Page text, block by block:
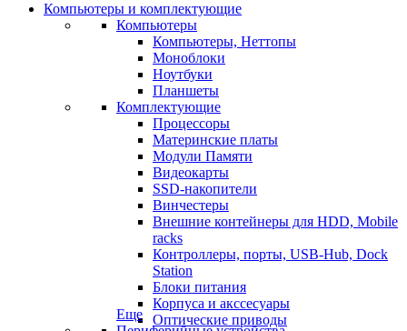
Компьютеры и комплектующие
Компьютеры
Компьютеры, Неттопы
Моноблоки
Ноутбуки
Планшеты
Комплектующие
Процессоры
Материнские платы
Модули Памяти
Видеокарты
SSD-накопители
Винчестеры
Внешние контейнеры для HDD, Mobile
racks
Контроллеры, порты, USB-Hub, Dock
Station
Блоки питания
Корпуса и акссесуары
Оптические приводы
Еще